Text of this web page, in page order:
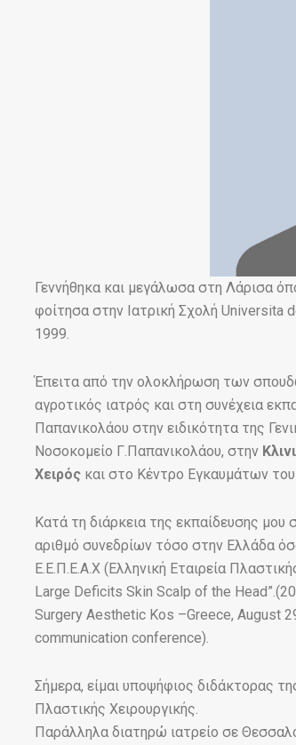
Γεννήθηκα και μεγάλωσα στη Λάρισα
φοίτησα στην Ιατρική Σχολή Universita
1999.
Έπειτα από την ολοκλήρωση των
αγροτικός ιατρός και στη συνέχεια
Παπανικολάου στην ειδικότητα της
Νοσοκομείο Γ.Παπανικολάου, στην
Χειρός και στο Κέντρο Εγκαυμάτων του
Κατά τη διάρκεια της εκπαίδευσης
αριθμό συνεδρίων τόσο στην Ελλάδα
Ε.Ε.Π.Ε.Α.Χ (Ελληνική Εταιρεία
Large Deficits Skin Scalp of the
Surgery Aesthetic Kos –Greece, August
communication conference).
Σήμερα, είμαι υποψήφιος διδάκτορας
Πλαστικής Χειρουργικής.
Παράλληλα διατηρώ ιατρείο σε